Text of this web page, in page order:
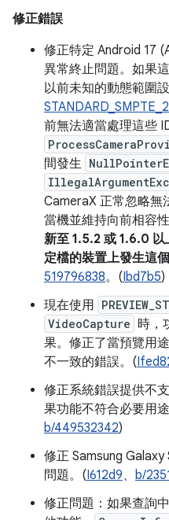
修正錯誤
修正特定 Android 17
異常終止問題。如果
以前未知的動態範圍
前無法適當處理這些
間發生
CameraX 正常忽略無
當機並維持向前相容性
新至 1.5.2 或 1.6.0
定檔的裝置上發生這
519796838。(Ibd7b5)
現在使用
VideoCapture 時，
果。修正了當預覽用
不一致的錯誤。(
修正系統錯誤提供不
果功能不符合必要用
b/449532342)
修正 Samsung
問題。(I612d9、 b/
修正問題：如果查詢